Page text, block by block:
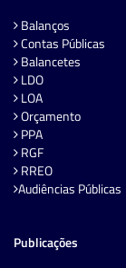
Balanços
Contas Públicas
Balancetes
LDO
LOA
Orçamento
PPA
RGF
RREO
Audiências Públicas
Publicações